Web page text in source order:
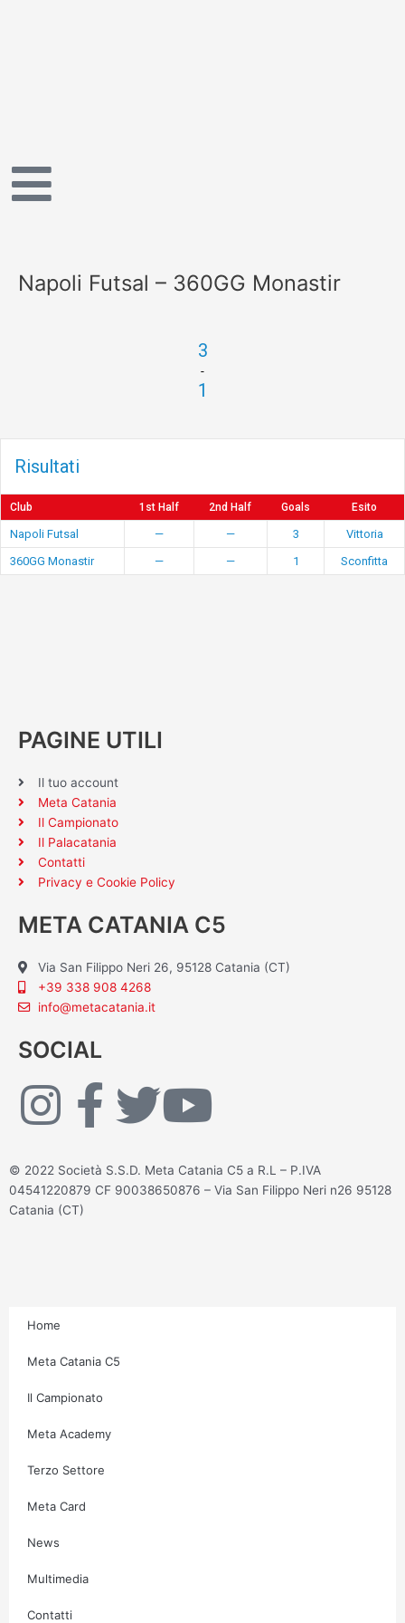
Napoli Futsal – 360GG Monastir
3
-
1
Risultati
Club 1st Half 2nd Half Goals Esito
Napoli Futsal — — 3
Vittoria
360GG Monastir
— — 1 Sconfitta
PAGINE UTILI
Il tuo account
Meta Catania
Il Campionato
Il Palacatania
Contatti
Privacy e Cookie Policy
META CATANIA C5
Via San Filippo Neri 26, 95128 Catania (CT)
+39 338 908 4268
info@metacatania.it
SOCIAL
I
s
g
r
a
m
F
a
c
o
k
-
T
i
Y
u
© 2022 Società S.S.D. Meta Catania C5 a R.L – P.IVA
04541220879 CF 90038650876 – Via San Filippo Neri n26 95128
Catania (CT)
Home
Meta Catania C5
Il Campionato
Meta Academy
Terzo Settore
Meta Card
News
Multimedia
Contatti